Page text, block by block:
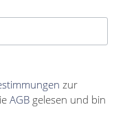
zur
AGB gelesen und bin